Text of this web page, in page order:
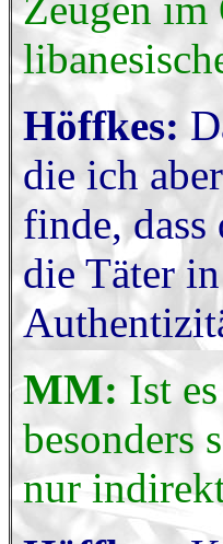
Höffkes:
die ich
finde,
die Täter
MM: Ist
besonders
nur